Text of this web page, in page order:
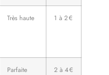
Très haute 1 à 2 €
Parfaite 2 à 4 €